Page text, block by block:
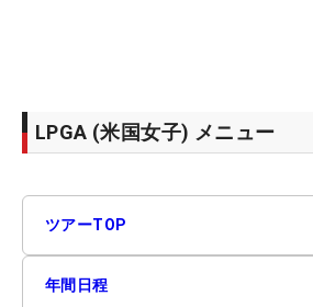
LPGA (米国女子) メニュー
ツアーTOP
年間日程